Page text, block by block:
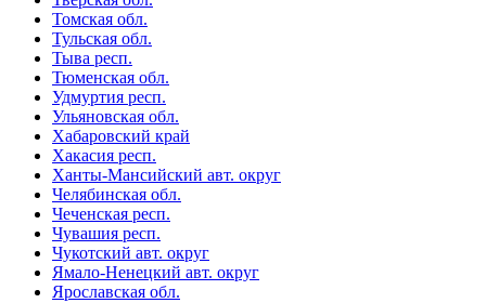
Томская обл.
Тульская обл.
Тыва респ.
Тюменская обл.
Удмуртия респ.
Ульяновская обл.
Хабаровский край
Хакасия респ.
Ханты-Мансийский авт. округ
Челябинская обл.
Чеченская респ.
Чувашия респ.
Чукотский авт. округ
Ямало-Ненецкий авт. округ
Ярославская обл.